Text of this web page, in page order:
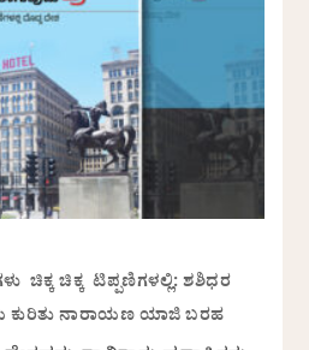
ಚಿಕ್ಕ ಚಿಕ್ಕ ಟಿಪ್ಪಣಿಗಳಲ್ಲಿ: ಶಶಿಧರ
ನಾರಾಯಣ ಯಾಜಿ ಬರಹ